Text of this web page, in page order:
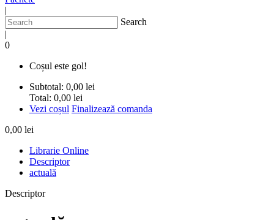
|
Search
|
0
Coșul este gol!
Subtotal: 0,00 lei
Total: 0,00 lei
Vezi coșul Finalizează comanda
0,00 lei
Librarie Online
Descriptor
actuală
Descriptor